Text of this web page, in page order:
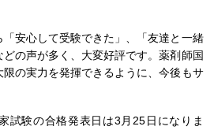
安心して受験できた」、「友達と一緒
の声が多く、大変好評です。薬剤師国
の実力を発揮できるように、今後もサ
試験の合格発表日は3月25日になりま